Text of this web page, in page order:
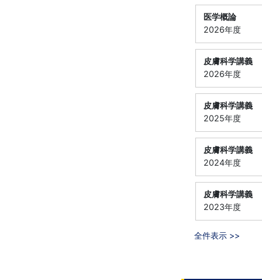
医学概論
2026年度
皮膚科学講義
2026年度
皮膚科学講義
2025年度
皮膚科学講義
2024年度
皮膚科学講義
2023年度
全件表示 >>